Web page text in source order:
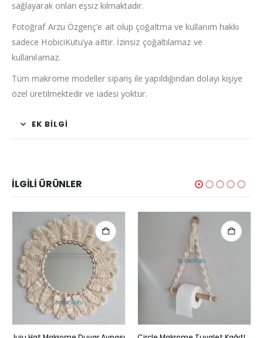
sağlayarak onları eşsiz kılmaktadır.
Fotoğraf Arzu Özgenç’e ait olup çoğaltma ve kullanım hakkı
sadece HobiciKutu’ya aittir. İzinsiz çoğaltılamaz ve
kullanılamaz.
Tüm makrome modeller sipariş ile yapıldığından dolayı kişiye
özel üretilmektedir ve iadesi yoktur.
EK BILGI
İLGILI ÜRÜNLER